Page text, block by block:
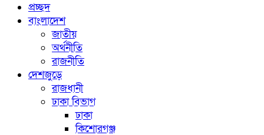
প্রচ্ছদ
বাংলাদেশ
জাতীয়
অর্থনীতি
রাজনীতি
দেশজুড়ে
রাজধানী
ঢাকা বিভাগ
ঢাকা
কিশোরগঞ্জ